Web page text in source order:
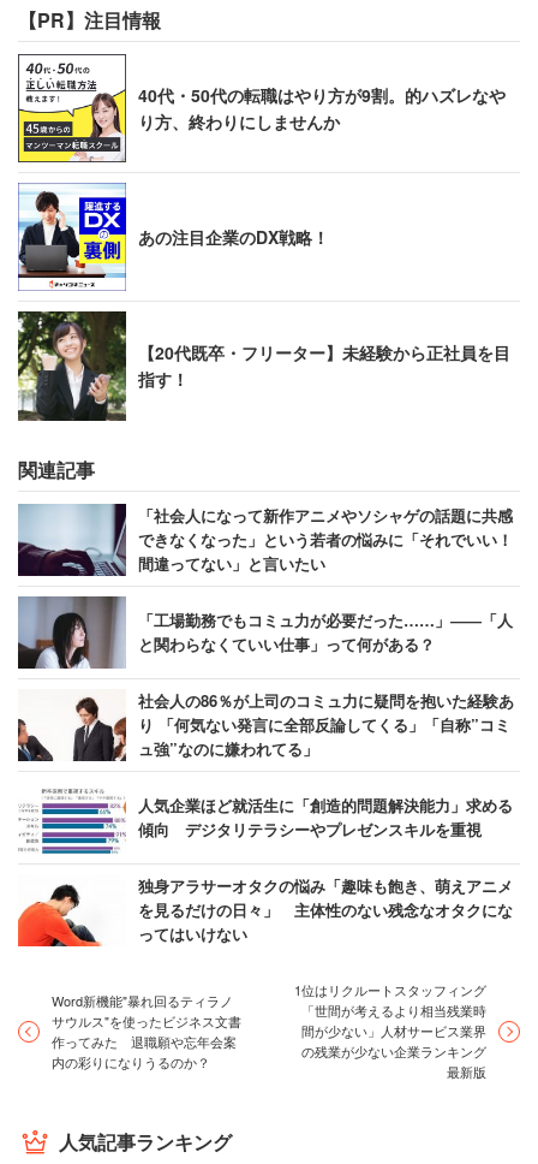
【PR】注目情報
40代・50代の転職はやり方が9割。的ハズレなや
り方、終わりにしませんか
あの注目企業のDX戦略！
【20代既卒・フリーター】未経験から正社員を目
指す！
関連記事
「社会人になって新作アニメやソシャゲの話題に共感
できなくなった」という若者の悩みに「それでいい！
間違ってない」と言いたい
「工場勤務でもコミュ力が必要だった……」――「人
と関わらなくていい仕事」って何がある？
社会人の86％が上司のコミュ力に疑問を抱いた経験あ
り 「何気ない発言に全部反論してくる」「自称”コミ
ュ強”なのに嫌われてる」
人気企業ほど就活生に「創造的問題解決能力」求める
傾向 デジタリテラシーやプレゼンスキルを重視
独身アラサーオタクの悩み「趣味も飽き、萌えアニメ
を見るだけの日々」 主体性のない残念なオタクにな
ってはいけない
Word新機能"暴れ回るティラノ
サウルス"を使ったビジネス文書
作ってみた 退職願や忘年会案
内の彩りになりうるのか？
1位はリクルートスタッフィング
「世間が考えるより相当残業時
間が少ない」人材サービス業界
の残業が少ない企業ランキング
最新版
人気記事ランキング